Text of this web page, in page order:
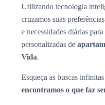
Utilizando tecnologia
cruzamos suas
e necessidades diárias
personalizadas de
Vida.
Esqueça as buscas
encontramos o que faz